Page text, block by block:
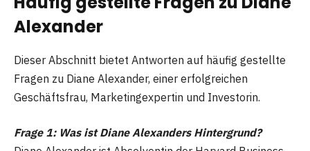
Alexander
Dieser Abschnitt bietet Antworten auf häufig gestellte
Fragen zu Diane Alexander, einer erfolgreichen
Geschäftsfrau, Marketingexpertin und Investorin.
Frage 1: Was ist Diane Alexanders Hintergrund?